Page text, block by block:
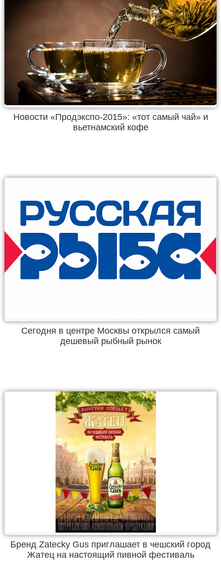
Новости «Продэкспо-2015»: «тот самый чай» и
вьетнамский кофе
Сегодня в центре Москвы открылся самый
дешевый рыбный рынок
Бренд Zatecky Gus приглашает в чешский город
Жатец на настоящий пивной фестиваль